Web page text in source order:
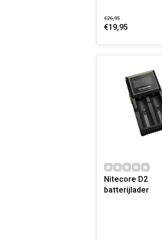
€26,95
€19,95
Nitecore D2
batterijlader